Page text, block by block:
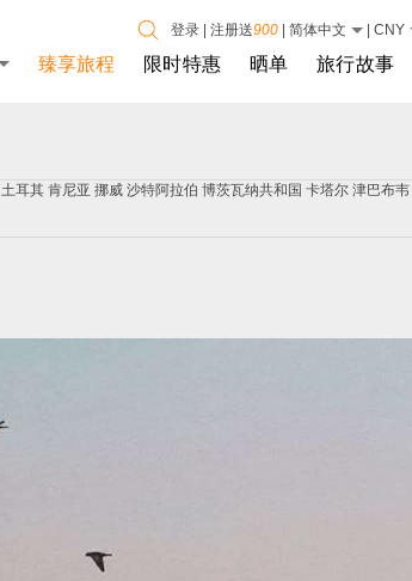
臻享旅程 限时特惠 晒单 旅行故事
登录 | 注册送900 | 简体中文 | CNY
土耳其 肯尼亚 挪威 沙特阿拉伯 博茨瓦纳共和国 卡塔尔 津巴布韦